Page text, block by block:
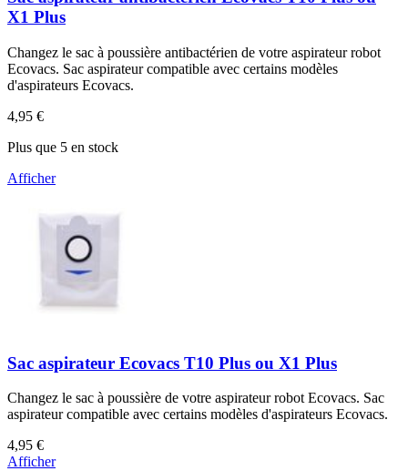
X1 Plus
Changez le sac à poussière antibactérien de votre aspirateur robot
Ecovacs. Sac aspirateur compatible avec certains modèles
d'aspirateurs Ecovacs.
4,95 €
Plus que 5 en stock
Afficher
Sac aspirateur Ecovacs T10 Plus ou X1 Plus
Changez le sac à poussière de votre aspirateur robot Ecovacs. Sac
aspirateur compatible avec certains modèles d'aspirateurs Ecovacs.
4,95 €
Afficher